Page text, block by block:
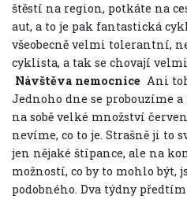
štěstí na region, potkáte na
aut, a to je pak fantastická
všeobecně velmi tolerantní,
cyklista, a tak se chovají
Návštěva nemocnice Ani
Jednoho dne se probouzíme
na sobě velké množství
nevíme, co to je. Strašně ji to
jen nějaké štípance, ale na
možností, co by to mohlo být,
podobného. Dva týdny